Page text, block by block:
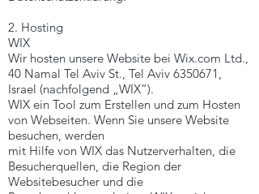
2. Hosting
WIX
Wir hosten unsere Website bei Wix.com Ltd.,
40 Namal Tel Aviv St., Tel Aviv 6350671 ,
Israel (nachfolgend „WIX“).
WIX ein Tool zum Erstellen und zum Hosten
von Webseiten. Wenn Sie unsere Website
besuchen, werden
mit Hilfe von WIX das Nutzerverhalten, die
Besucherquellen, die Region der
Websitebesucher und die